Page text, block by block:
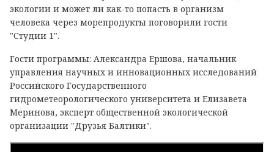
экологии и может ли как-то попасть в организм
человека через морепродукты поговорили гости
"Студии 1".
Гости программы: Александра Ершова, начальник
управления научных и инновационных исследований
Российского Государственного
гидрометеорологического университета и Елизавета
Меринова, эксперт общественной экологической
организации "Друзья Балтики".